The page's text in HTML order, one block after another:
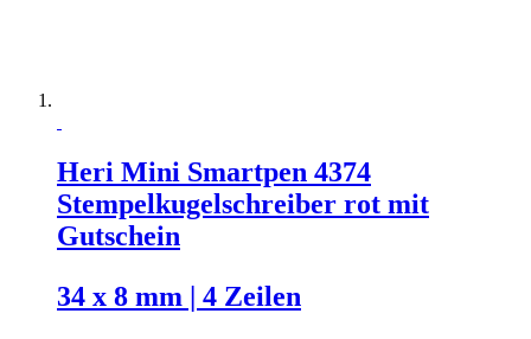
Heri Mini Smartpen 4374
Stempelkugelschreiber rot mit
Gutschein
34 x 8 mm | 4 Zeilen